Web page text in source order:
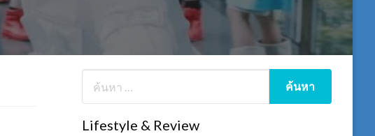
Lifestyle & Review